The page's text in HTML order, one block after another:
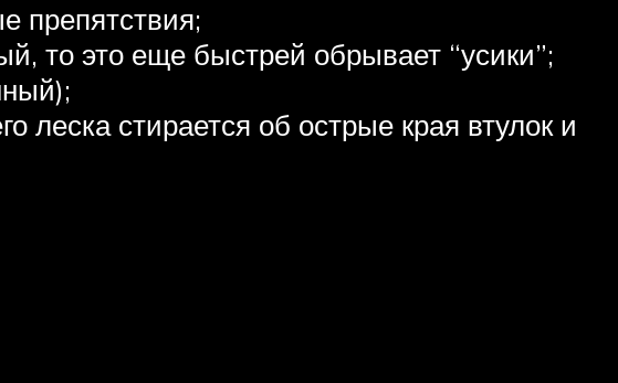
препятствия;
то это еще быстрей обрывает “усики”;
леска стирается об острые края втулок и